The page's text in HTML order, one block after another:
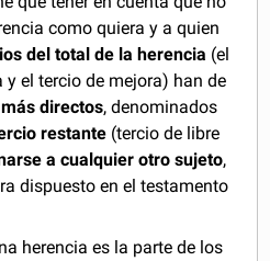
como quiera y a quien
del total de la herencia (el
el tercio de mejora) han de
directos, denominados
restante (tercio de libre
a cualquier otro sujeto,
dispuesto en el testamento
herencia es la parte de los